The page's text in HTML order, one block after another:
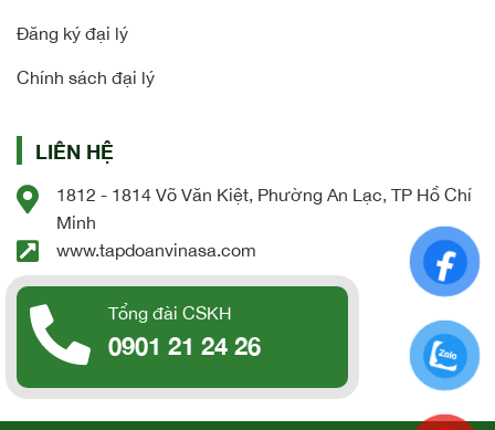
Đăng ký đại lý
Chính sách đại lý
LIÊN HỆ
1812 - 1814 Võ Văn Kiệt, Phường An Lạc, TP Hồ Chí
Minh
www.tapdoanvinasa.com
Tổng đài CSKH
0901 21 24 26